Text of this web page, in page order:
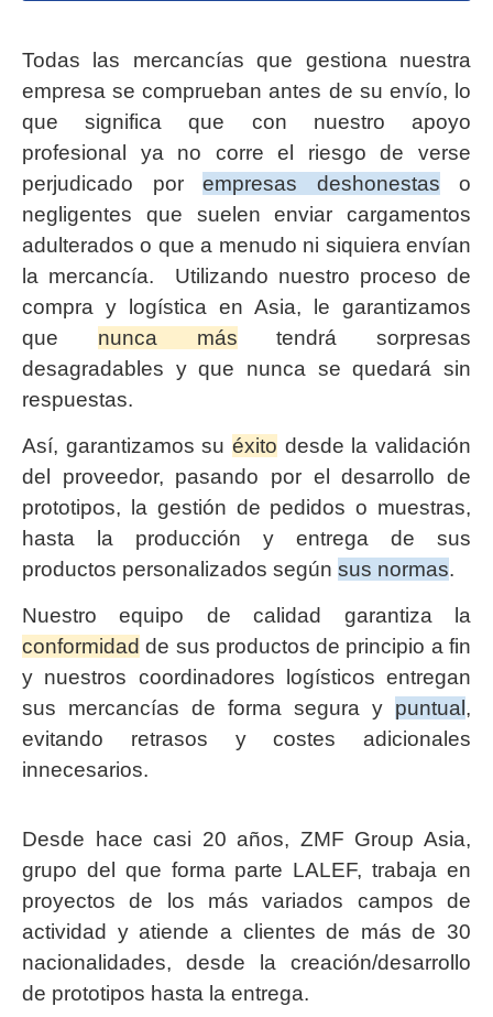
Todas las mercancías que gestiona nuestra
empresa se comprueban antes de su envío, lo
que significa que con nuestro apoyo
profesional ya no corre el riesgo de verse
perjudicado por empresas deshonestas o
negligentes que suelen enviar cargamentos
adulterados o que a menudo ni siquiera envían
la mercancía. Utilizando nuestro proceso de
compra y logística en Asia, le garantizamos
que nunca más tendrá sorpresas
desagradables y que nunca se quedará sin
respuestas.
Así, garantizamos su éxito desde la validación
del proveedor, pasando por el desarrollo de
prototipos, la gestión de pedidos o muestras,
hasta la producción y entrega de sus
productos personalizados según sus normas.
Nuestro equipo de calidad garantiza la
conformidad de sus productos de principio a fin
y nuestros coordinadores logísticos entregan
sus mercancías de forma segura y puntual ,
evitando retrasos y costes adicionales
innecesarios.
Desde hace casi 20 años, ZMF Group Asia,
grupo del que forma parte LALEF, trabaja en
proyectos de los más variados campos de
actividad y atiende a clientes de más de 30
nacionalidades, desde la creación/desarrollo
de prototipos hasta la entrega.